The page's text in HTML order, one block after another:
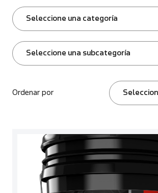
Seleccione una categoría
Seleccione una subcategoría
Ordenar por